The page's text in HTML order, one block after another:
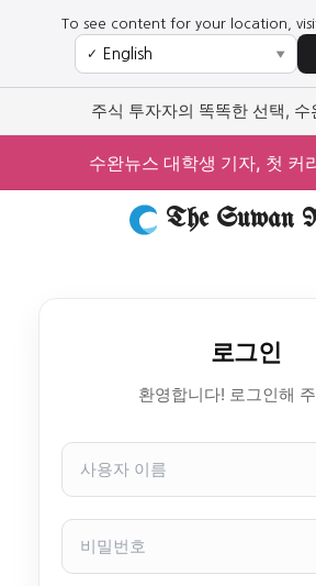
To see content for your location,
✓ ▼
주식 투자자의 똑똑한 선택, 수
수완뉴스 대학생 기자, 첫 커
The Suwan
로그인
환영합니다! 로그인해
사
자
이
비
번